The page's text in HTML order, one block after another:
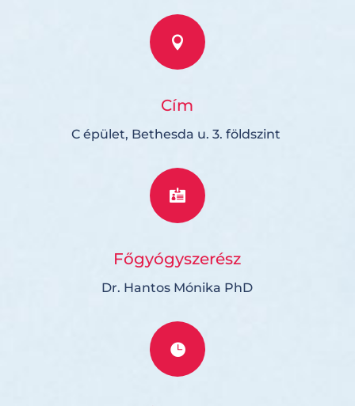

Cím
C épület, Bethesda u. 3. földszint

Főgyógyszerész
Dr. Hantos Mónika PhD
